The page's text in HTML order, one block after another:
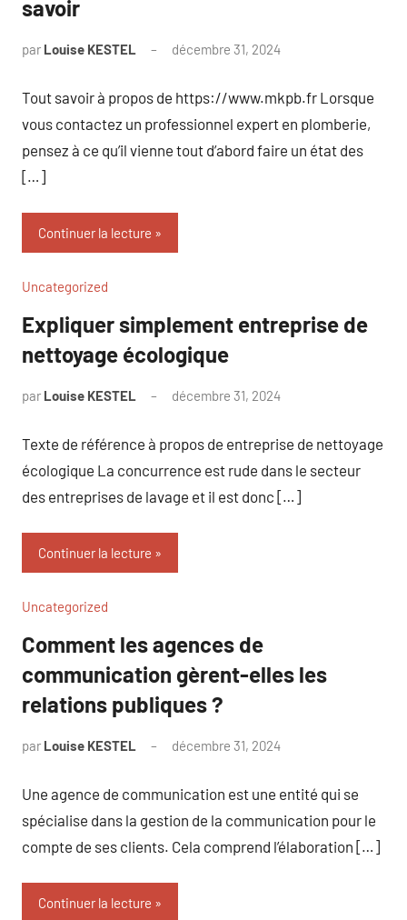
savoir
par Louise KESTEL décembre 31, 2024
Tout savoir à propos de https://www.mkpb.fr Lorsque
vous contactez un professionnel expert en plomberie,
pensez à ce qu’il vienne tout d’abord faire un état des
[…]
Continuer la lecture
Uncategorized
Expliquer simplement entreprise de
nettoyage écologique
par Louise KESTEL décembre 31, 2024
Texte de référence à propos de entreprise de nettoyage
écologique La concurrence est rude dans le secteur
des entreprises de lavage et il est donc […]
Continuer la lecture
Uncategorized
Comment les agences de
communication gèrent-elles les
relations publiques ?
par Louise KESTEL décembre 31, 2024
Une agence de communication est une entité qui se
spécialise dans la gestion de la communication pour le
compte de ses clients. Cela comprend l’élaboration […]
Continuer la lecture